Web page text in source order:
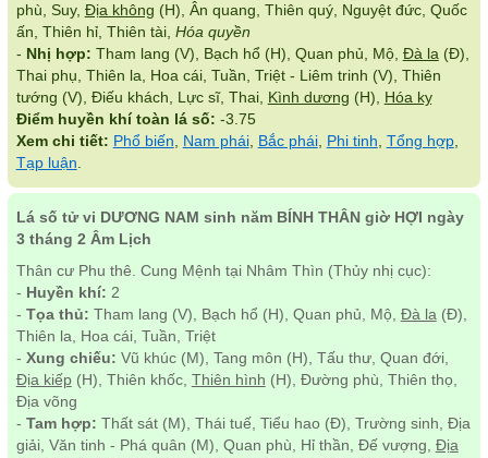
phù, Suy, Địa không (H), Ân quang, Thiên quý, Nguyệt đức, Quốc
ấn, Thiên hỉ, Thiên tài, Hóa quyền
- Nhị hợp: Tham lang (V), Bạch hổ (H), Quan phủ, Mộ, Đà la (Đ),
Thai phụ, Thiên la, Hoa cái, Tuần, Triệt - Liêm trinh (V), Thiên
tướng (V), Điếu khách, Lực sĩ, Thai,
Kình dương (H),
Hóa kỵ
Điểm huyền khí toàn lá số: -3.75
Xem chi tiết: Phổ biến Nam phái, Bắc phái, Phi tinh Tổng hợp,
Tạp luận
Lá số tử vi DƯƠNG NAM sinh năm BÍNH THÂN giờ HỢI ngày
3 tháng 2 Âm Lịch
Thân cư Phu thê. Cung Mệnh tại Nhâm Thìn (Thủy nhị cục):
- Huyền khí: 2
- Tọa thủ: Tham lang (V), Bạch hổ (H), Quan phủ, Mộ, Đà la(Đ),
Thiên la, Hoa cái, Tuần, Triệt
- Xung chiếu: Vũ khúc (M), Tang môn (H), Tấu thư, Quan đới,
Địa kiếp(H), Thiên khốc, Thiên hình (H), Đường phù, Thiên thọ,
Địa võng
- Tam hợp: Thất sát (M), Thái tuế, Tiểu hao (Đ), Trường sinh, Địa
giải, Văn tinh - Phá quân (M), Quan phù, Hỉ thần, Đế vượng, Địa